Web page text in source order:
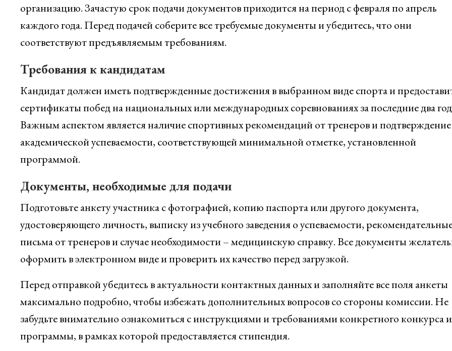
организацию. Зачастую срок подачи документов приходится на период с февраля по апрель
каждого года. Перед подачей соберите все требуемые документы и убедитесь, что они
соответствуют предъявляемым требованиям.
Требования к кандидатам
Кандидат должен иметь подтвержденные достижения в выбранном виде спорта и
сертификаты побед на национальных или международных соревнованиях за последние два
Важным аспектом является наличие спортивных рекомендаций от тренеров и подтверждение
академической успеваемости, соответствующей минимальной отметке, установленной
программой.
Документы, необходимые для подачи
Подготовьте анкету участника с фотографией, копию паспорта или другого документа,
удостоверяющего личность, выписку из учебного заведения о успеваемости,
письма от тренеров и случае необходимости – медицинскую справку. Все документы
оформить в электронном виде и проверить их качество перед загрузкой.
Перед отправкой убедитесь в актуальности контактных данных и заполняйте все поля анкеты
максимально подробно, чтобы избежать дополнительных вопросов со стороны комиссии. Не
забудьте внимательно ознакомиться с инструкциями и требованиями конкретного конкурса
программы, в рамках которой предоставляется стипендия.